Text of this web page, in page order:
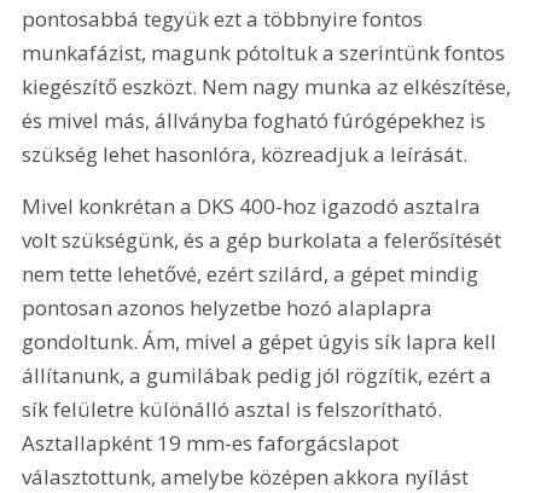
pontosabbá tegyük ezt a többnyire fontos
munkafázist, magunk pótoltuk a szerintünk fontos
kiegészítő eszközt. Nem nagy munka az elkészítése,
és mivel más, állványba fogható fúrógépekhez is
szükség lehet hasonlóra, közreadjuk a leírását.
Mivel konkrétan a DKS 400-hoz igazodó asztalra
volt szükségünk, és a gép burkolata a felerősítését
nem tette lehetővé, ezért szilárd, a gépet mindig
pontosan azonos helyzetbe hozó alaplapra
gondoltunk. Ám, mivel a gépet úgyis sík lapra kell
állítanunk, a gumilábak pedig jól rögzítik, ezért a
sík felületre különálló asztal is felszorítható.
Asztallapként 19 mm-es faforgácslapot
választottunk, amelybe középen akkora nyílást